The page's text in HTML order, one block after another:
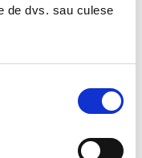
de dvs. sau culese
din imagine.